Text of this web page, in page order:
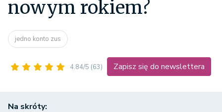
nowym rokiem?
jedno konto zus
4.84/5 (63) Zapisz się do newslettera
Na skróty: